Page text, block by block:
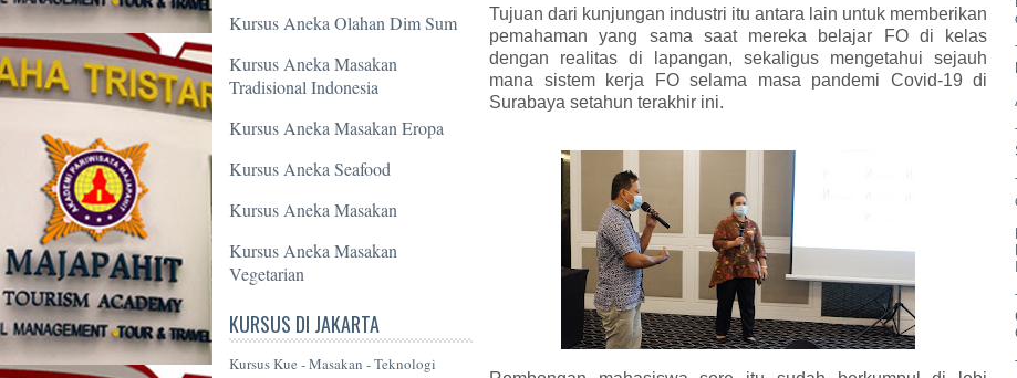
Kursus Aneka Olahan Dim Sum
Kursus Aneka Masakan
Tradisional Indonesia
Kursus Aneka Masakan Eropa
Kursus Aneka Seafood
Kursus Aneka Masakan
Kursus Aneka Masakan
Vegetarian
KURSUS DI JAKARTA
Kursus Kue - Masakan - Teknologi
Tujuan dari kunjungan industri itu antara lain untuk memberikan
pemahaman yang sama saat mereka belajar FO di kelas
dengan realitas di lapangan, sekaligus mengetahui sejauh
mana sistem kerja FO selama masa pandemi Covid-19 di
Surabaya setahun terakhir ini.